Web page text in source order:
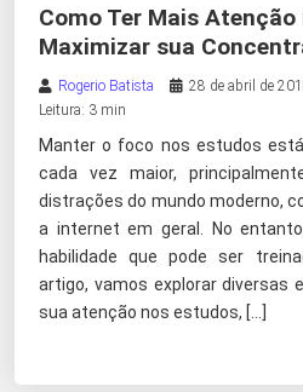
Como Ter Mais
Maximizar sua
Rogerio Batista 28 de abril de
Leitura: 3 min
Manter o foco nos estudos
cada vez maior,
distrações do mundo moderno,
a internet em geral. No
habilidade que pode ser
artigo, vamos explorar diversas
sua atenção nos estudos, […]